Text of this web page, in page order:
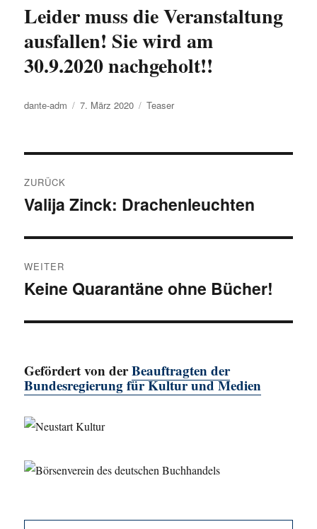
Leider muss die Veranstaltung
ausfallen! Sie wird am
30.9.2020 nachgeholt!!
Autor
dante-adm
Veröffentlicht
7. März 2020 Kategorien
Teaser
ZURÜCK
Vorheriger
Valija Zinck: Drachenleuchten
WEITER
Nächster
Keine Quarantäne ohne Bücher!
Gefördert von derBeauftragten der
Bundesregierung für Kultur und Medien